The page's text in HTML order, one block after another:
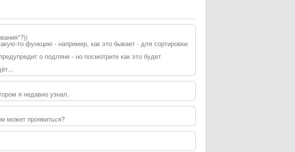
то функцию - например, как это бывает - для сортировки
о подляне - но посмотрите как это будет
я недавно узнал.
может проявиться?